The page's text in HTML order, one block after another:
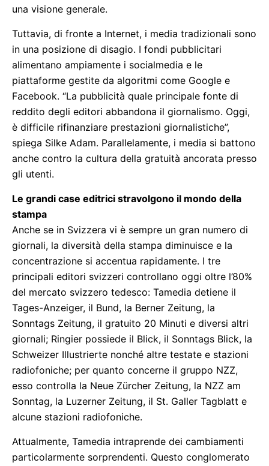
una visione generale.
Tuttavia, di fronte a Internet, i media tradizionali sono
in una posizione di disagio. I fondi pubblicitari
alimentano ampiamente i socialmedia e le
piattaforme gestite da algoritmi come Google e
Facebook. “La pubblicità quale principale fonte di
reddito degli editori abbandona il giornalismo. Oggi,
è difficile rifinanziare prestazioni giornalistiche”,
spiega Silke Adam. Parallelamente, i media si battono
anche contro la cultura della gratuità ancorata presso
gli utenti.
Le grandi case editrici stravolgono il mondo della
stampa
Anche se in Svizzera vi è sempre un gran numero di
giornali, la diversità della stampa diminuisce e la
concentrazione si accentua rapidamente. I tre
principali editori svizzeri controllano oggi oltre l’80%
del mercato svizzero tedesco: Tamedia detiene il
Tages-Anzeiger, il Bund, la Berner Zeitung, la
Sonntags Zeitung, il gratuito 20 Minuti e diversi altri
giornali; Ringier possiede il Blick, il Sonntags Blick, la
Schweizer Illustrierte nonché altre testate e stazioni
radiofoniche; per quanto concerne il gruppo NZZ,
esso controlla la Neue Zürcher Zeitung, la NZZ am
Sonntag, la Luzerner Zeitung, il St. Galler Tagblatt e
alcune stazioni radiofoniche.
Attualmente, Tamedia intraprende dei cambiamenti
particolarmente sorprendenti. Questo conglomerato